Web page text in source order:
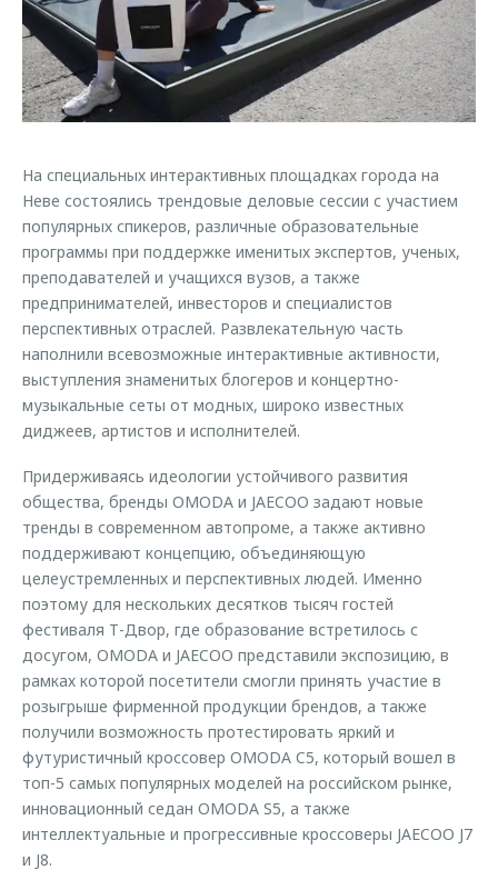
Страхование
Кредитный калькулятор
Аксессуары
Оригинальные аксессуары
Запчасти
Трейд-ин
Калькулятор трейд-ин
Клиентская поддержка
O&J Автоклуб
Клуб владельцев OMODA
Аксессуары
Одежда и сувениры
Оригинальные аксессуары
Запчасти
Обратная связь
На специальных интерактивных площадках города на
Неве состоялись трендовые деловые сессии с участием
популярных спикеров, различные образовательные
программы при поддержке именитых экспертов, ученых,
преподавателей и учащихся вузов, а также
предпринимателей, инвесторов и специалистов
перспективных отраслей. Развлекательную часть
наполнили всевозможные интерактивные активности,
выступления знаменитых блогеров и концертно-
музыкальные сеты от модных, широко известных
диджеев, артистов и исполнителей.
Придерживаясь идеологии устойчивого развития
общества, бренды OMODA и JAECOO задают новые
тренды в современном автопроме, а также активно
поддерживают концепцию, объединяющую
целеустремленных и перспективных людей. Именно
поэтому для нескольких десятков тысяч гостей
фестиваля Т-Двор, где образование встретилось с
досугом, OMODA и JAECOO представили экспозицию, в
рамках которой посетители смогли принять участие в
розыгрыше фирменной продукции брендов, а также
получили возможность протестировать яркий и
футуристичный кроссовер OMODA C5, который вошел в
топ-5 самых популярных моделей на российском рынке,
инновационный седан OMODA S5, а также
интеллектуальные и прогрессивные кроссоверы JAECOO J7
и J8.